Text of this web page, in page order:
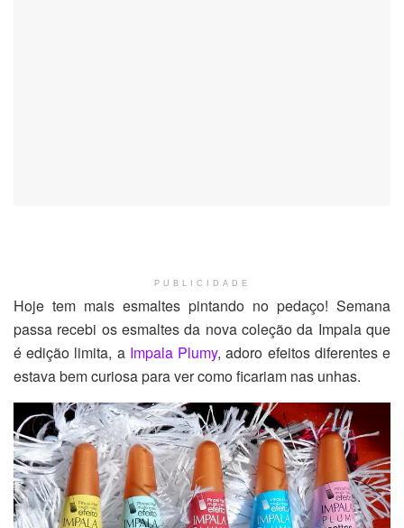
PUBLICIDADE
Hoje tem mais esmaltes pintando no pedaço! Semana
passa recebi os esmaltes da nova coleção da Impala que
é edição limita, a Impala Plumy, adoro efeitos diferentes e
estava bem curiosa para ver como ficariam nas unhas.